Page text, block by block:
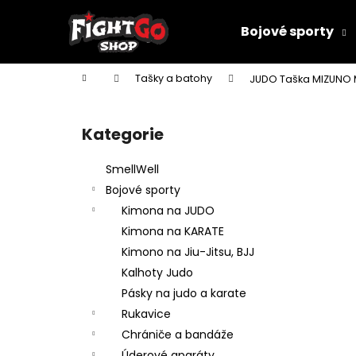
Bojové sporty
Domů Tašky a batohy JUDO Taška
Přeskočit
kategorie
Kategorie
SmellWell
Bojové sporty
Kimona na JUDO
Kimona na KARATE
Kimono na Jiu-Jitsu, BJJ
Kalhoty Judo
Pásky na judo a karate
Rukavice
Chrániče a bandáže
í
Zpět
do
Zpět
do
DĚTSKÉ KIMONO NA JUDO MIFUNE